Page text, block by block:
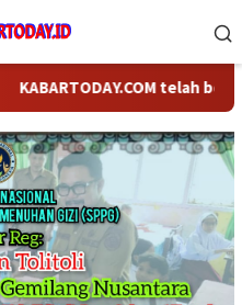
KABARTODAY.COM telah